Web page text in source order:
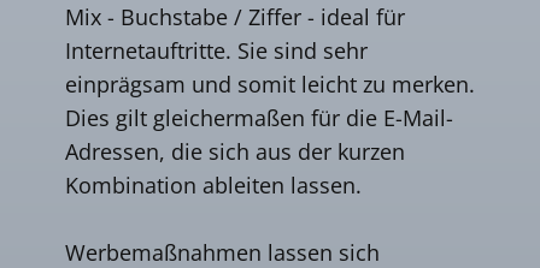
Mix - Buchstabe / Ziffer - ideal für
Internetauftritte. Sie sind sehr
einprägsam und somit leicht zu merken.
Dies gilt gleichermaßen für die E-Mail-
Adressen, die sich aus der kurzen
Kombination ableiten lassen.
Werbemaßnahmen lassen sich